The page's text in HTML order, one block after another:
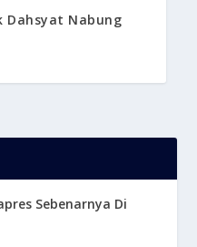
Dahsyat Nabung
Sebenarnya Di